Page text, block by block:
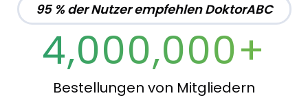
95 % der Nutzer empfehlen DoktorABC
4,000,000+
Bestellungen von Mitgliedern